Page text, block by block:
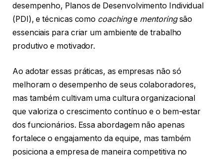
desempenho, Planos de Desenvolvimento Individual
(PDI), e técnicas como coachinge mentoringsão
essenciais para criar um ambiente de trabalho
produtivo e motivador.
Ao adotar essas práticas, as empresas não só
melhoram o desempenho de seus colaboradores,
mas também cultivam uma cultura organizacional
que valoriza o crescimento contínuo e o bem-estar
dos funcionários. Essa abordagem não apenas
fortalece o engajamento da equipe, mas também
posiciona a empresa de maneira competitiva no